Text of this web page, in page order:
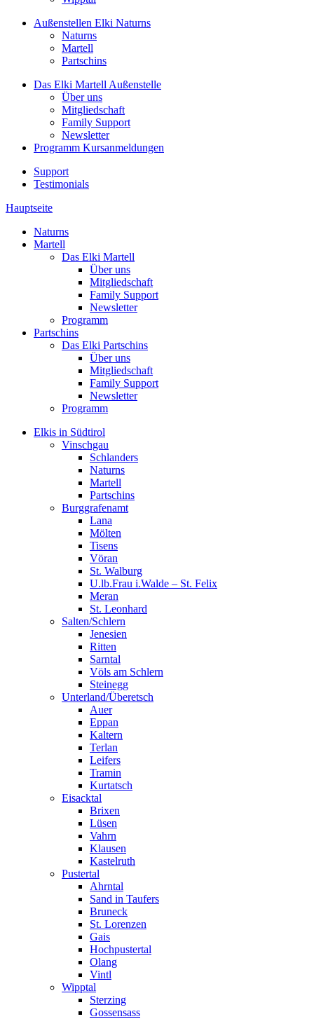
Außenstellen Elki Naturns
Naturns
Martell
Partschins
Das Elki Martell Außenstelle
Über uns
Mitgliedschaft
Family Support
Newsletter
Programm Kursanmeldungen
Support
Testimonials
Hauptseite
Naturns
Martell
Das Elki Martell
Über uns
Mitgliedschaft
Family Support
Newsletter
Programm
Partschins
Das Elki Partschins
Über uns
Mitgliedschaft
Family Support
Newsletter
Programm
Elkis in Südtirol
Vinschgau
Schlanders
Naturns
Martell
Partschins
Burggrafenamt
Lana
Mölten
Tisens
Vöran
St. Walburg
U.lb.Frau i.Walde – St. Felix
Meran
St. Leonhard
Salten/Schlern
Jenesien
Ritten
Sarntal
Völs am Schlern
Steinegg
Unterland/Überetsch
Auer
Eppan
Kaltern
Terlan
Leifers
Tramin
Kurtatsch
Eisacktal
Brixen
Lüsen
Vahrn
Klausen
Kastelruth
Pustertal
Ahrntal
Sand in Taufers
Bruneck
St. Lorenzen
Gais
Hochpustertal
Olang
Vintl
Wipptal
Sterzing
Gossensass